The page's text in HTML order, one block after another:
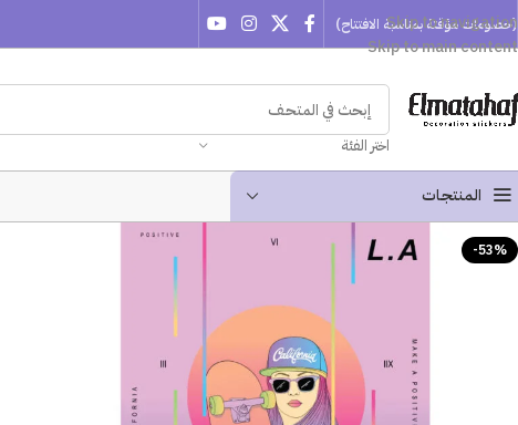
Skip to navigation
Skip to main content
(خصومات مؤقتة بمناسبة الافتتاح)
اختر الفئة
المنتجـات
-53%